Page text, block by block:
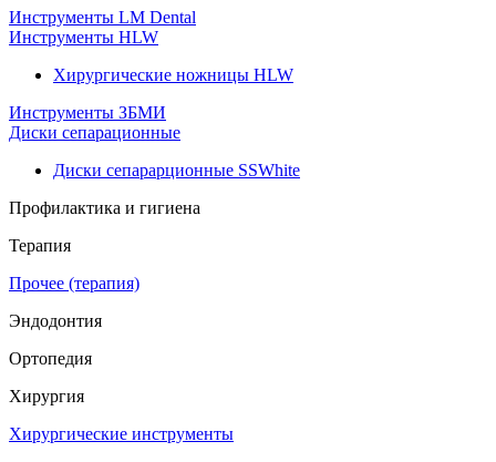
Инструменты LM Dental
Инструменты HLW
Хирургические ножницы HLW
Инструменты ЗБМИ
Диски сепарационные
Диски сепарарционные SSWhite
Профилактика и гигиена
Терапия
Прочее (терапия)
Эндодонтия
Ортопедия
Хирургия
Хирургические инструменты